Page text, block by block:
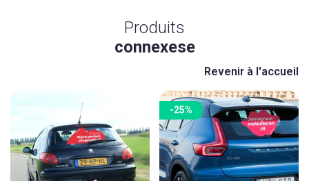
Produits
connexese
Revenir à l'accueil
-25%